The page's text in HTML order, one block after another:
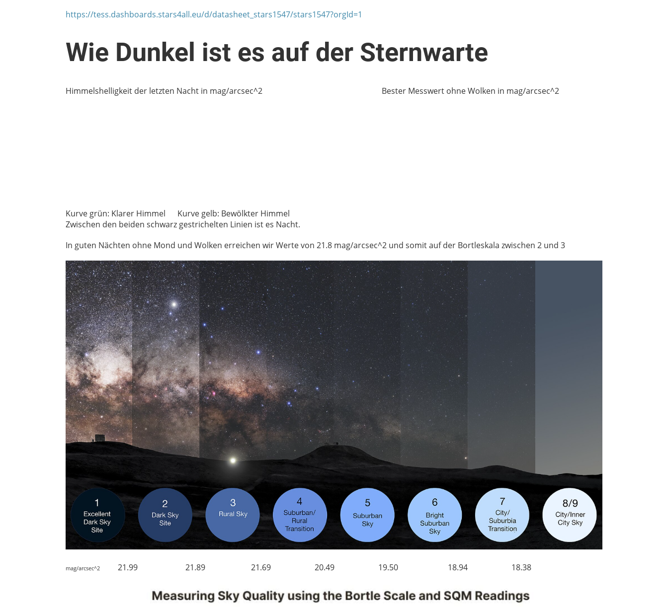
https://tess.dashboards.stars4all.eu/d/datasheet_stars1547/stars1547?orgId=1
Wie Dunkel ist es auf der Sternwarte
Himmelshelligkeit der letzten Nacht in mag/arcsec^2 Bester Messwert ohne Wolken in mag/arcsec^2
Kurve grün: Klarer Himmel Kurve gelb: Bewölkter Himmel
Zwischen den beiden schwarz gestrichelten Linien ist es Nacht.
In guten Nächten ohne Mond und Wolken erreichen wir Werte von 21.8 mag/arcsec^2 und somit auf der Bortleskala zwischen 2 und 3
mag/arcsec^2 21.99 21.89 21.69 20.49 19.50 18.94 18.38